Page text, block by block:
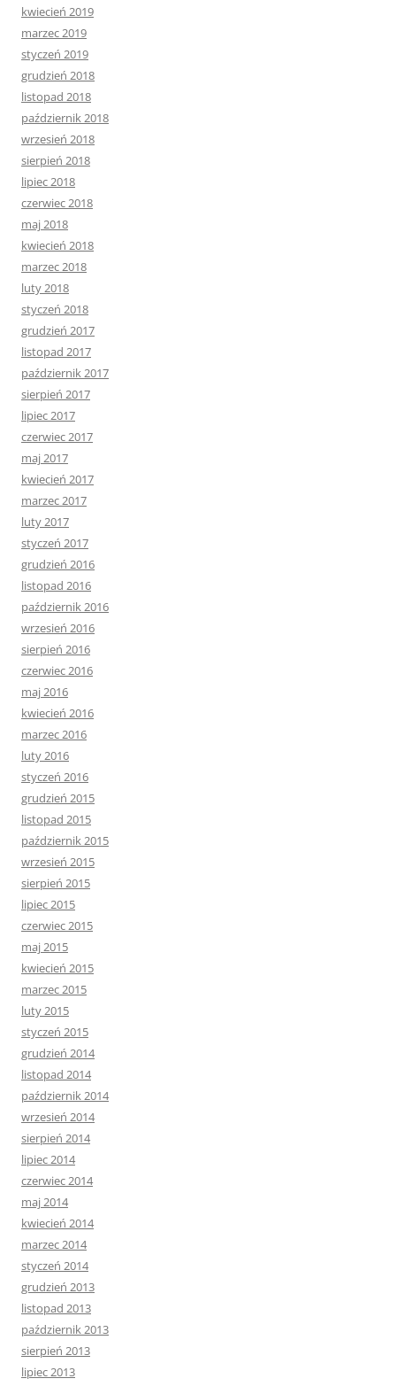
kwiecień 2019
marzec 2019
styczeń 2019
grudzień 2018
listopad 2018
październik 2018
wrzesień 2018
sierpień 2018
lipiec 2018
czerwiec 2018
maj 2018
kwiecień 2018
marzec 2018
luty 2018
styczeń 2018
grudzień 2017
listopad 2017
październik 2017
sierpień 2017
lipiec 2017
czerwiec 2017
maj 2017
kwiecień 2017
marzec 2017
luty 2017
styczeń 2017
grudzień 2016
listopad 2016
październik 2016
wrzesień 2016
sierpień 2016
czerwiec 2016
maj 2016
kwiecień 2016
marzec 2016
luty 2016
styczeń 2016
grudzień 2015
listopad 2015
październik 2015
wrzesień 2015
sierpień 2015
lipiec 2015
czerwiec 2015
maj 2015
kwiecień 2015
marzec 2015
luty 2015
styczeń 2015
grudzień 2014
listopad 2014
październik 2014
wrzesień 2014
sierpień 2014
lipiec 2014
czerwiec 2014
maj 2014
kwiecień 2014
marzec 2014
styczeń 2014
grudzień 2013
listopad 2013
październik 2013
sierpień 2013
lipiec 2013